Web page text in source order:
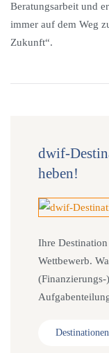
Beratungsarbeit und
immer auf dem Weg
Zukunft“.
dwif-
heben!
Ihre
Wettbewerb.
(Finanzierungs-